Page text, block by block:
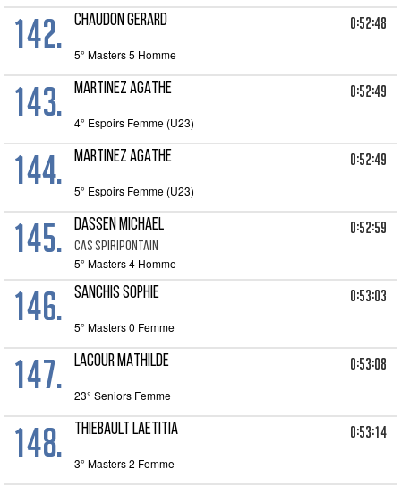
142. CHAUDON GERARD 0:52:48
5° Masters 5 Homme
143. MARTINEZ AGATHE 0:52:49
4° Espoirs Femme (U23)
144. MARTINEZ AGATHE 0:52:49
5° Espoirs Femme (U23)
145. DASSEN MICHAEL
CAS SPIRIPONTAIN
0:52:59
5° Masters 4 Homme
146. SANCHIS SOPHIE 0:53:03
5° Masters 0 Femme
147. LACOUR MATHILDE 0:53:08
23° Seniors Femme
148. THIEBAULT LAETITIA 0:53:14
3° Masters 2 Femme